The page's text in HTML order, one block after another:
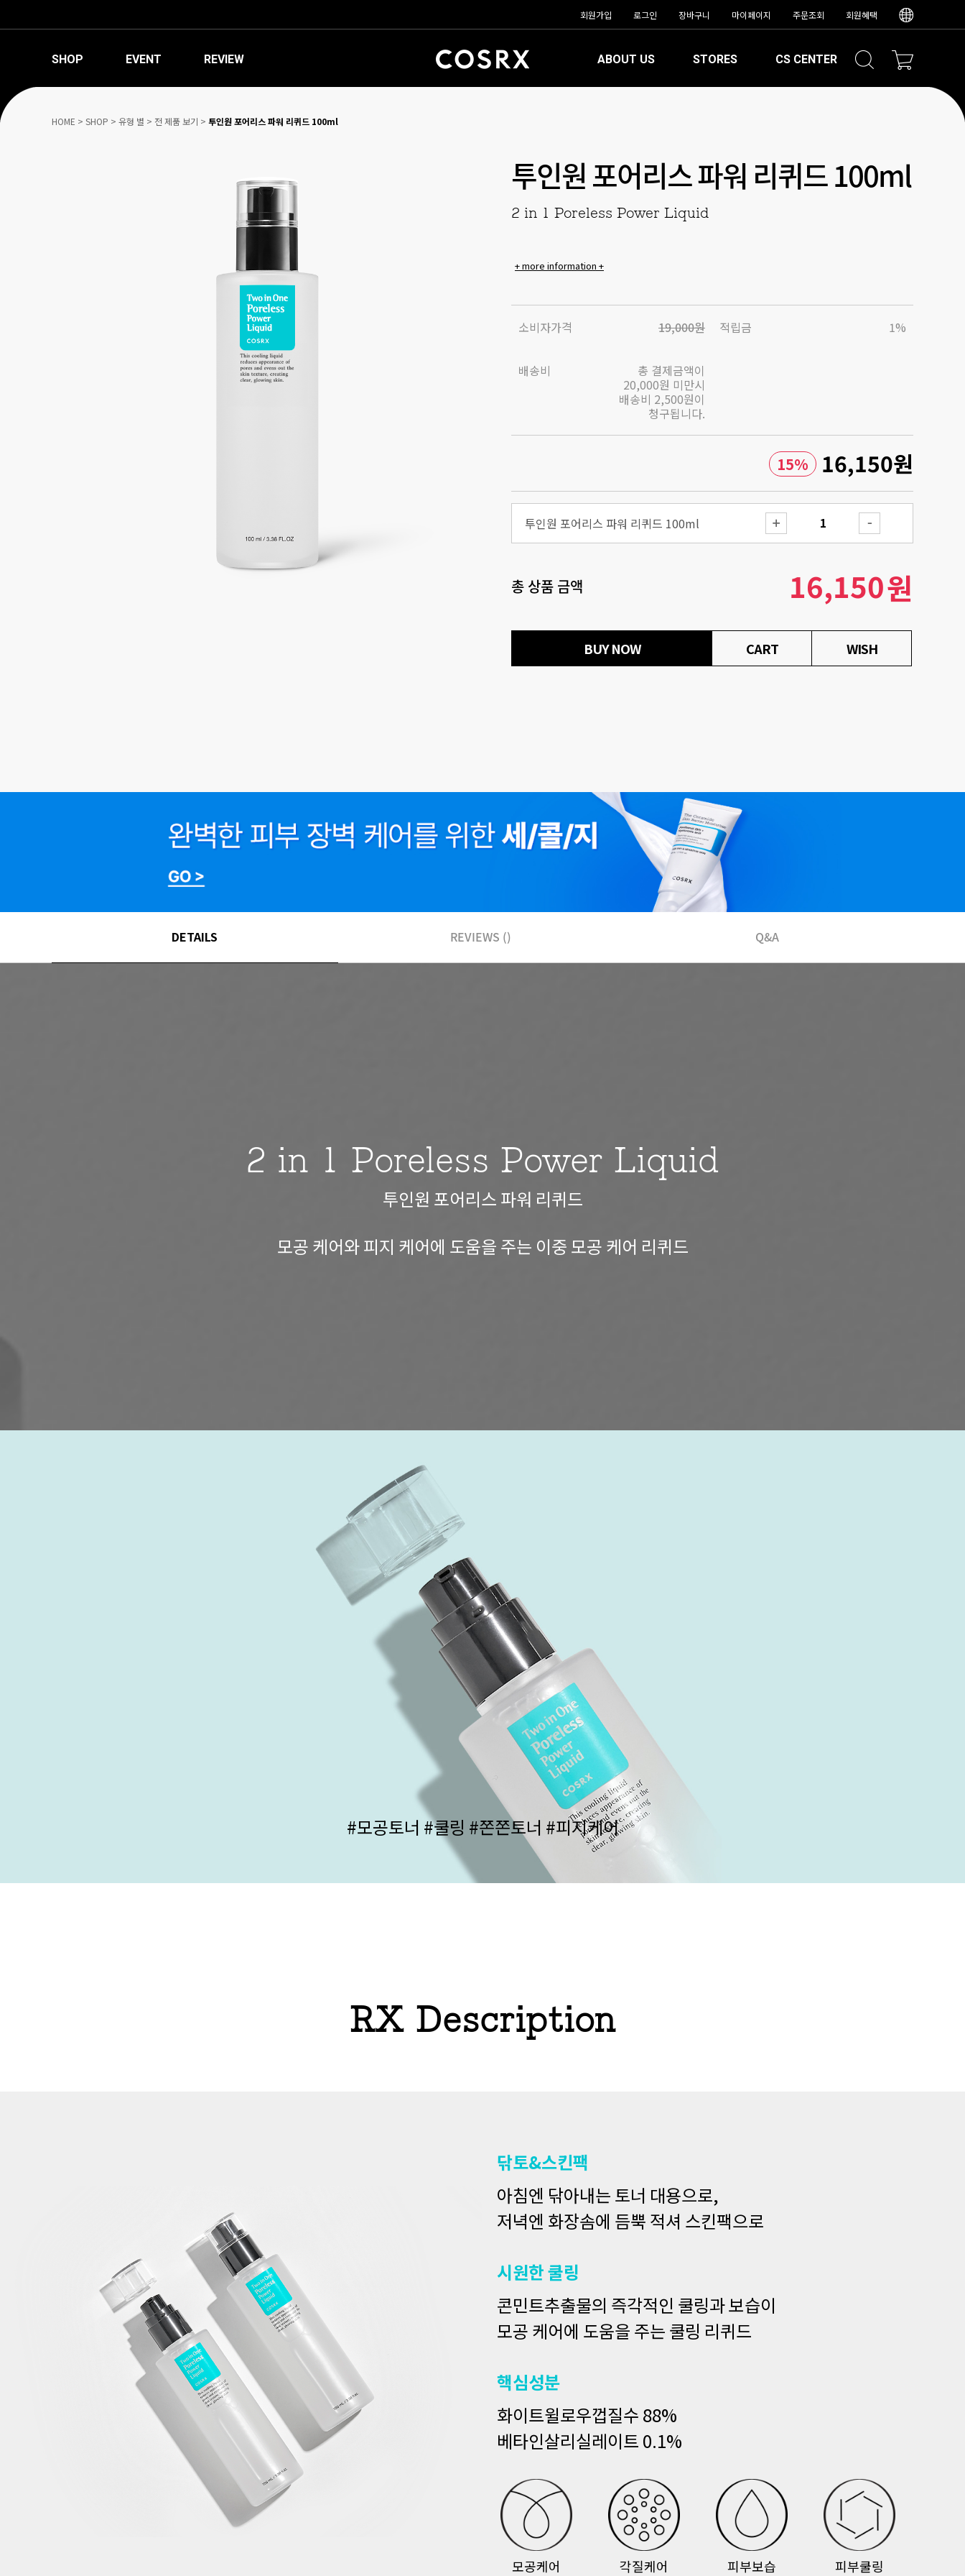
회원가입 로그인 장바구니 마이페이지 주문조회 회원혜택
SHOP EVENT REVIEW ABOUT US STORES CS CENTER
HOME > SHOP > 유형 별 > 전 제품 보기 > 투인원 포어리스 파워 리퀴드 100ml
투인원 포어리스 파워 리퀴드 100ml
2 in 1 Poreless Power Liquid
+ more information +
소비자가격 19,000원 적립금 1%
배송비
총 결제금액이
20,000원 미만시
배송비 2,500원이
청구됩니다.
15% 16,150원
투인원 포어리스 파워 리퀴드 100ml
총 상품 금액 16,150원
BUY NOW CART WISH
DETAILS REVIEWS () Q&A
2 in 1 Poreless Power Liquid
투인원 포어리스 파워 리퀴드
모공 케어와 피지 케어에 도움을 주는 이중 모공 케어 리퀴드
#모공토너 #쿨링 #쫀쫀토너 #피지케어
RX Description
닦토&스킨팩
아침엔 닦아내는 토너 대용으로,
저녁엔 화장솜에 듬뿍 적셔 스킨팩으로
시원한 쿨링
콘민트추출물의 즉각적인 쿨링과 보습이
모공 케어에 도움을 주는 쿨링 리퀴드
핵심성분
화이트윌로우껍질수 88%
베타인살리실레이트 0.1%
모공케어 각질케어 피부보습 피부쿨링